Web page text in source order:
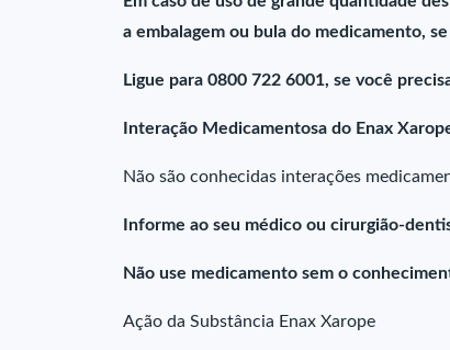
a embalagem ou bula do medicamento,
Ligue para 0800 722 6001, se você
Interação Medicamentosa do Enax
Não são conhecidas interações
Informe ao seu médico ou cirurgião-
Não use medicamento sem o
Ação da Substância Enax Xarope